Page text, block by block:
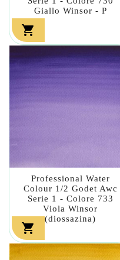
Giallo Winsor - P

Professional Water
Colour 1/2 Godet Awc
Serie 1 - Colore 733
Viola Winsor
(diossazina)
